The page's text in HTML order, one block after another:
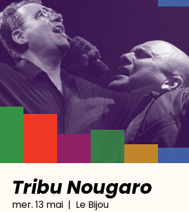
Tribu Nougaro
mer. 13 mai
  |
Le Bijou